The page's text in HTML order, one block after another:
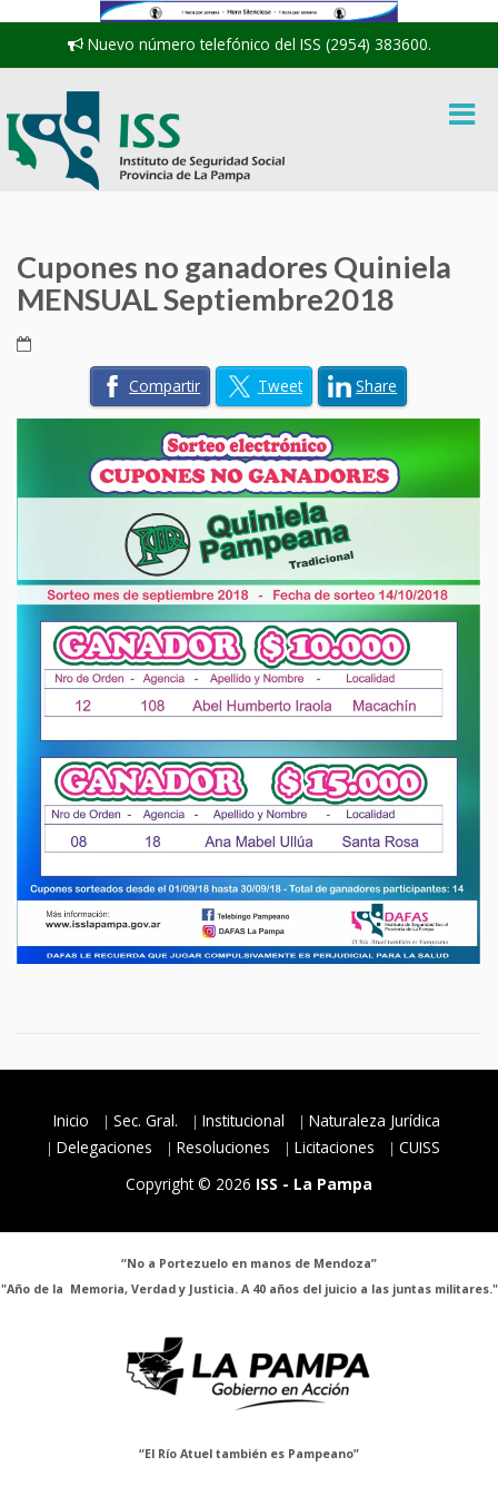
Nuevo número telefónico del ISS (2954) 383600.
Cupones no ganadores Quiniela
MENSUAL Septiembre2018
Compartir Tweet Share
Inicio Sec. Gral. Institucional
Naturaleza Jurídica
Delegaciones
Resoluciones Licitaciones
CUISS
Copyright © 2026 ISS - La Pampa
“No a Portezuelo en manos de Mendoza”
"Año de la Memoria, Verdad y Justicia. A 40 años del juicio a las juntas militares."
“El Río Atuel también es Pampeano”